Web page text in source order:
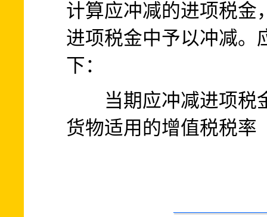
计算应冲减的进项税金
进项税金中予以冲减。
下：
当期应冲减进项税
货物适用的增值税税率